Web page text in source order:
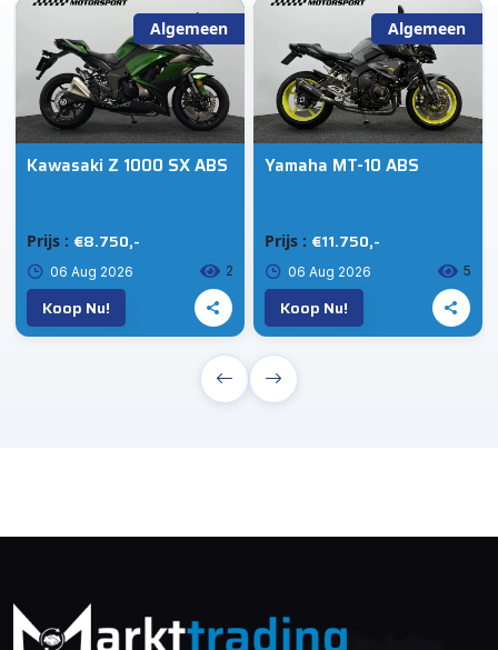
Algemeen
Kawasaki Z 1000 SX ABS
Prijs : €8.750,-
06 Aug 2026 2
Koop Nu!
Algemeen
Yamaha MT-10 ABS
Prijs : €11.750,-
06 Aug 2026 5
Koop Nu!